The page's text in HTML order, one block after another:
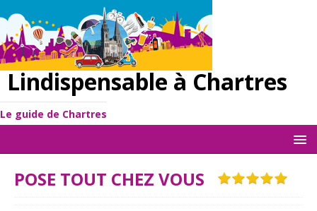
Lindispensable à Chartres
Le guide de Chartres
POSE TOUT CHEZ VOUS